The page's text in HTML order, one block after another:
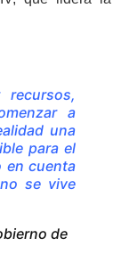
a
una
para el
en cuenta
se vive
de